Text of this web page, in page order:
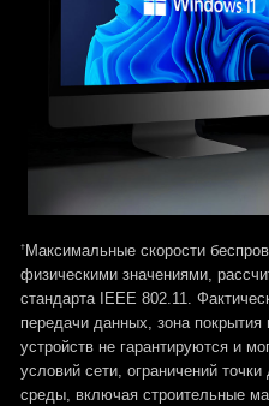
† Максимальные скорости
физическими значениями,
стандарта IEEE 802.11.
передачи данных, зона
устройств не гарантируются и
условий сети, ограничений
среды, включая строительные